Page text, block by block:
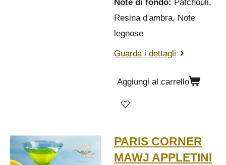
Note di fondo: Patchouli,
Resina d'ambra, Note
legnose
Guarda i dettagli
Aggiungi al carrello
PARIS CORNER
MAWJ APPLETINI